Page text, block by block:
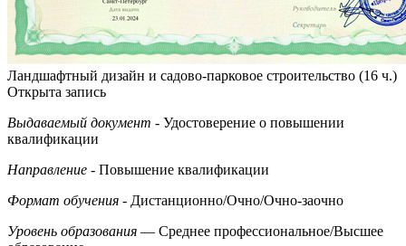
Ландшафтный дизайн и садово-парковое строительство (16 ч.)
Открыта запись
Выдаваемый документ - Удостоверение о повышении
квалификации
Направление - Повышение квалификации
Формат обучения - Дистанционно/Очно/Очно-заочно
Уровень образования — Среднее профессиональное/Высшее